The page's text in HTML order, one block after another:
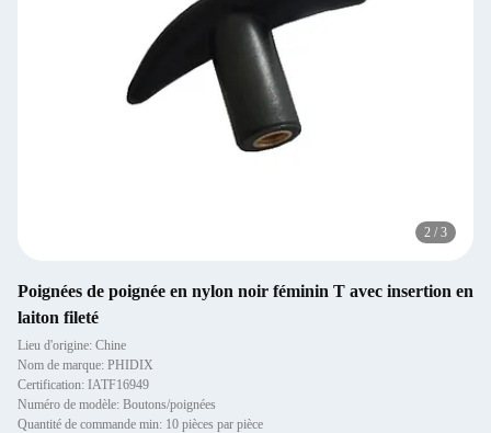
2 / 3
Poignées de poignée en nylon noir féminin T avec insertion en
laiton fileté
Lieu d'origine: Chine
Nom de marque: PHIDIX
Certification: IATF16949
Numéro de modèle: Boutons/poignées
Quantité de commande min: 10 pièces par pièce